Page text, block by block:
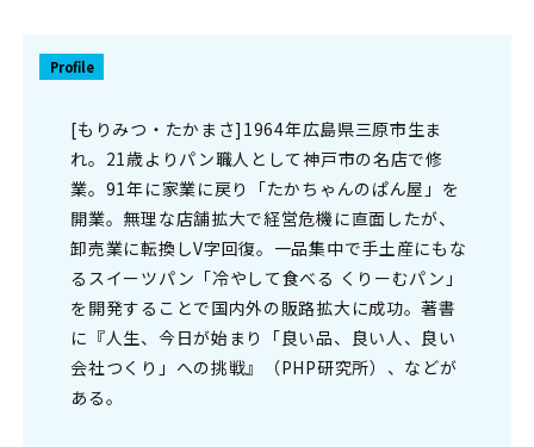
Profile
[もりみつ・たかまさ]1964年広島県三原市生ま
れ。21歳よりパン職人として神戸市の名店で修
業。91年に家業に戻り「たかちゃんのぱん屋」を
開業。無理な店舗拡大で経営危機に直面したが、
卸売業に転換しV字回復。一品集中で手土産にもな
るスイーツパン「冷やして食べる くりーむパン」
を開発することで国内外の販路拡大に成功。著書
に『人生、今日が始まり「良い品、良い人、良い
会社つくり」への挑戦』（PHP研究所）、などが
ある。